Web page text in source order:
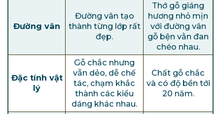
Đường vân
Đường vân tạo
thành từng lớp rất
đẹp.
Thớ gỗ giáng
hương nhỏ mịn
với đường vân
gỗ bện vằn đan
chéo nhau.
Đặc tính vật
lý
Gỗ chắc nhưng
vẫn dẻo, dễ chế
tác, chạm khắc
thành các kiểu
dáng khác nhau.
Chất gỗ chắc
và có độ bền tới
20 năm.